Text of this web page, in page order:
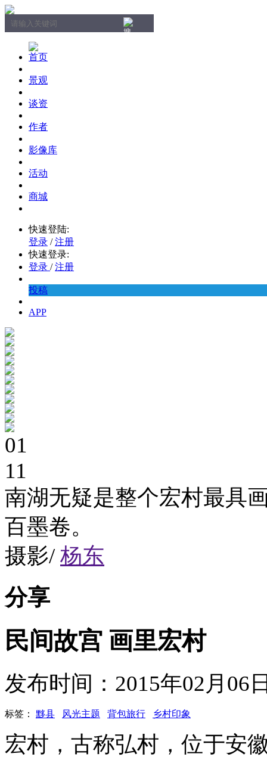
首页
景观
谈资
作者
影像库
活动
商城
快速登陆:
登录 / 注册
快速登录:
登录 / 注册
投稿
APP
01
11
南湖无疑是整个宏村最具
百墨卷。
摄影/杨东
分享
民间故宫 画里宏村
发布时间：2015年02月06
标签： 黟县 风光主题 背包旅行 乡村印象
宏村，古称弘村，位于安